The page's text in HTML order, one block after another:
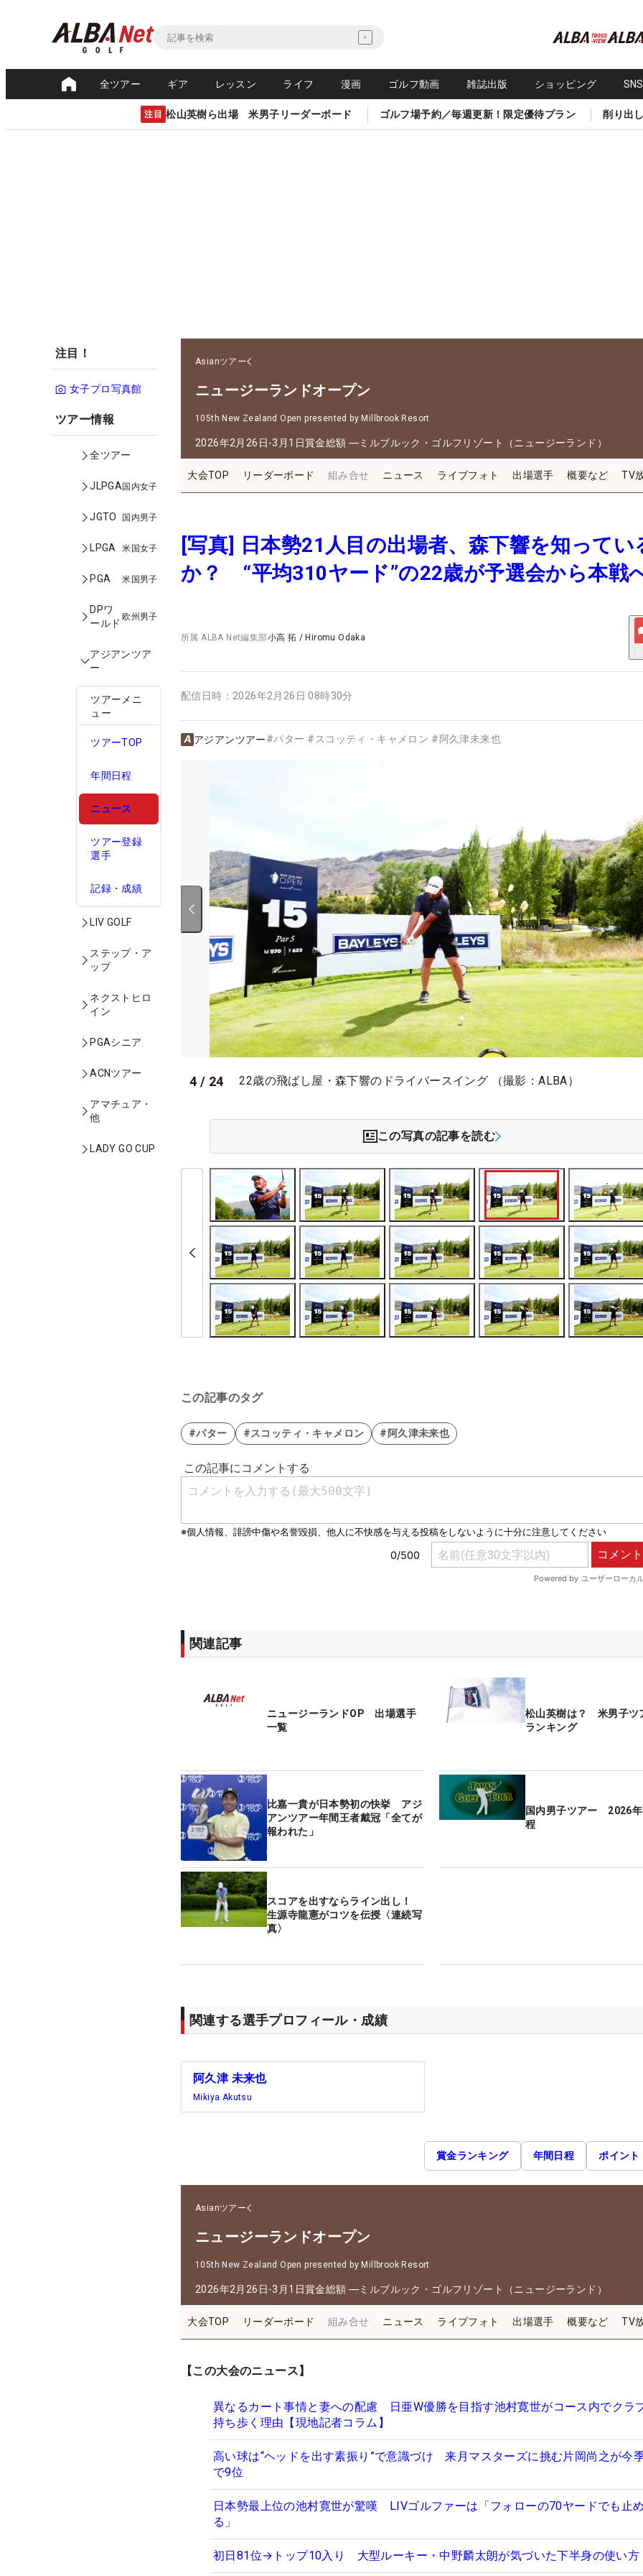
全ツアー ギア レッスン ライフ 漫画 ゴルフ動画 雑誌出版 ショッピング
注目 松山英樹ら出場 米男子リーダーボード ゴルフ場予約／毎週更新！限定優待プラン 削り出
注目！
女子プロ写真館
ツアー情報
全ツアー
JLPGA国内女子
JGTO 国内男子
LPGA 米国女子
PGA 米国男子
DPワ
ールド
欧州男子
アジアンツア
ー
ツアーメニ
ュー
ツアーTOP
年間日程
ニュース
ツアー登録
選手
記録・成績
LIV GOLF
ステップ・ア
ップ
ネクストヒロ
イン
PGAシニア
ACNツアー
アマチュア・
他
LADY GO CUP
Asianツアー
ニュージーランドオープン
105th New Zealand Open presented by Millbrook Resort
2026年2月26日-3月1日賞金総額 ―ミルブルック・ゴルフリゾート（ニュージーランド）
大会TOP リーダーボード 組み合せ ニュース ライブフォト 出場選手 概要など TV
[写真] 日本勢21人目の出場者、森下響を知ってい
か？ “平均310ヤード”の22歳が予選会から本戦
所属ALBA Net編集部小高 拓 / Hiromu Odaka
配信日時： 2026年2月26日 08時30分
アジアンツアー#パター # スコッティ・キャメロン # 阿久津未来也
4 / 24 22歳の飛ばし屋・森下響のドライバースイング （撮影：ALBA）
この写真の記事を読む
この記事のタグ
#パター #スコッティ・キャメロン #阿久津未来也
関連記事
ニュージーランドOP 出場選手
一覧
松山英樹は？ 米男子ツ
ランキング
比嘉一貴が日本勢初の快挙 アジ
アンツアー年間王者戴冠「全てが
報われた」
国内男子ツアー 2026
程
スコアを出すならライン出し！
生源寺龍憲がコツを伝授〈連続写
真〉
関連する選手プロフィール・成績
阿久津 未来也
Mikiya Akutsu
賞金ランキング 年間日程 ポイント
Asianツアー
ニュージーランドオープン
105th New Zealand Open presented by Millbrook Resort
2026年2月26日-3月1日賞金総額 ―ミルブルック・ゴルフリゾート（ニュージーランド）
大会TOP リーダーボード 組み合せ ニュース ライブフォト 出場選手 概要など TV
【この大会のニュース】
異なるカート事情と妻への配慮 日亜W優勝を目指す池村寛世がコース内でクラ
持ち歩く理由【現地記者コラム】
高い球は“ヘッドを出す素振り”で意識づけ 来月マスターズに挑む片岡尚之が今
で9位
日本勢最上位の池村寛世が驚嘆 LIVゴルファーは「フォローの70ヤードでも止
る」
初日81位→トップ10入り 大型ルーキー・中野麟太朗が気づいた下半身の使い方